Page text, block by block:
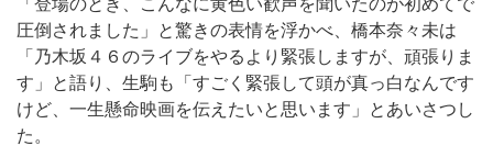
「登場のとき、こんなに黄色い歓声を聞いたのが初めてで
圧倒されました」と驚きの表情を浮かべ、橋本奈々未は
「乃木坂４６のライブをやるより緊張しますが、頑張りま
す」と語り、生駒も「すごく緊張して頭が真っ白なんです
けど、一生懸命映画を伝えたいと思います」とあいさつし
た。